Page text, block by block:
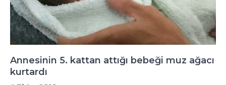
Annesinin 5. kattan attığı bebeği muz ağacı
kurtardı